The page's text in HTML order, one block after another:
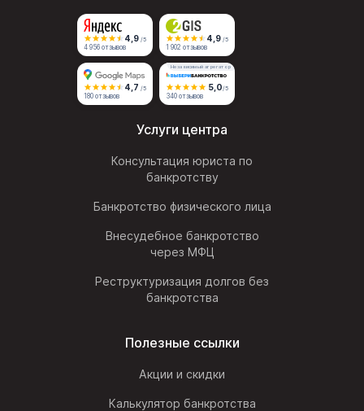
4,9 /5
4 956 отзывов
4,9 /5
1 902 отзывов
4,7 /5
180 отзывов
Независимый агрегатор
5,0/5
340 отзывов
Услуги центра
Консультация юриста по
банкротству
Банкротство физического лица
Внесудебное банкротство
через МФЦ
Реструктуризация долгов без
банкротства
Полезные ссылки
Акции и скидки
Калькулятор банкротства